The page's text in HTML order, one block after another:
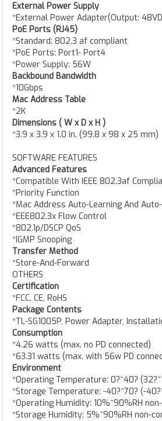
External Power Supply
*External Power Adapter(Output:
PoE Ports (RJ45)
*Standard: 802.3 af compliant
*PoE Ports: Port1- Port4
*Power Supply: 56W
Backbound Bandwidth
*10Gbps
Mac Address Table
*2K
Dimensions ( W x D x H )
*3.9 x 3.9 x 1.0 in. (99.8 x 98 x 25 mm)
SOFTWARE FEATURES
Advanced Features
*Compatible With IEEE 802.3af
*Priority Function
*Mac Address Auto-Learning And
*EEE802.3x Flow Control
*802.1p/DSCP QoS
*IGMP Snooping
Transfer Method
*Store-And-Forward
OTHERS
Certification
*FCC, CE, RoHS
Package Contents
*TL-SG1005P, Power Adapter,
Consumption
*4.26 watts (max. no PD connected)
*63.31 watts (max. with 56w PD
Environment
*Operating Temperature: 0?~40?
*Storage Temperature: -40?~70? (-
*Operating Humidity: 10%~90%RH
*Storage Humidity: 5%~90%RH non-